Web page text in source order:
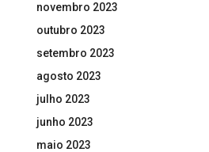
novembro 2023
outubro 2023
setembro 2023
agosto 2023
julho 2023
junho 2023
maio 2023